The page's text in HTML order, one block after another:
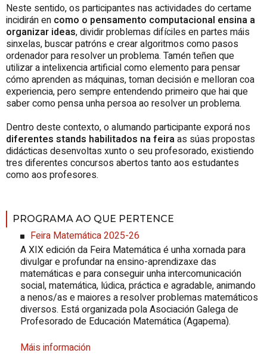
Neste sentido, os participantes nas actividades do certame
incidirán en como o pensamento computacional ensina a
organizar ideas, dividir problemas difíciles en partes máis
sinxelas, buscar patróns e crear algoritmos como pasos
ordenador para resolver un problema. Tamén teñen que
utilizar a intelixencia artificial como elemento para pensar
cómo aprenden as máquinas, toman decisión e melloran coa
experiencia, pero sempre entendendo primeiro que hai que
saber como pensa unha persoa ao resolver un problema.
Dentro deste contexto, o alumando participante exporá nos
diferentes stands habilitados na feiraas súas propostas
didácticas desenvoltas xunto o seu profesorado, existiendo
tres diferentes concursos abertos tanto aos estudantes
como aos profesores.
PROGRAMA AO QUE PERTENCE
Feira Matemática 2025-26
A XIX edición da Feira Matemática é unha xornada para
divulgar e profundar na ensino-aprendizaxe das
matemáticas e para conseguir unha intercomunicación
social, matemática, lúdica, práctica e agradable, animando
a nenos/as e maiores a resolver problemas matemáticos
diversos. Está organizada pola Asociación Galega de
Profesorado de Educación Matemática (Agapema).
Máis información